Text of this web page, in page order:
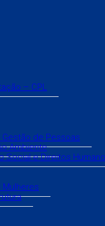
– CPL
de Pessoas
Ambiente
Social e Direitos